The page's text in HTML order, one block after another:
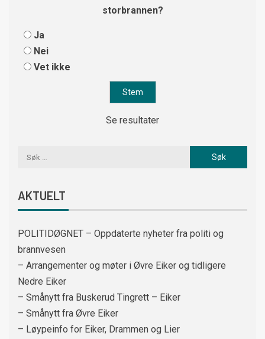
storbrannen?
Ja
Nei
Vet ikke
Se resultater
AKTUELT
POLITIDØGNET – Oppdaterte nyheter fra politi og
brannvesen
– Arrangementer og møter i Øvre Eiker og tidligere
Nedre Eiker
– Smånytt fra Buskerud Tingrett – Eiker
– Smånytt fra Øvre Eiker
– Løypeinfo for Eiker, Drammen og Lier